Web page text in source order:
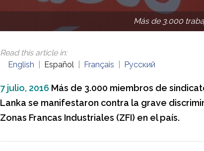
Más de 3.000
Read this article in:
English
Español Français Русский
7 julio, 2016 Más de 3.000 miembros de
Lanka se manifestaron contra la grave
Zonas Francas Industriales (ZFI) en el país.